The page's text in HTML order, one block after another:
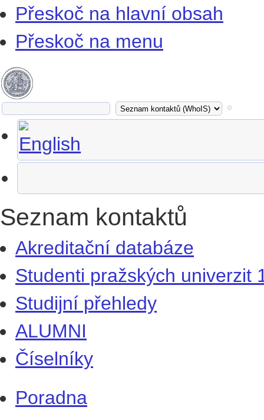
Přeskoč na hlavní obsah
Přeskoč na menu
Seznam kontaktů
Akreditační databáze
Studenti pražských univerzit
Studijní přehledy
ALUMNI
Číselníky
Poradna